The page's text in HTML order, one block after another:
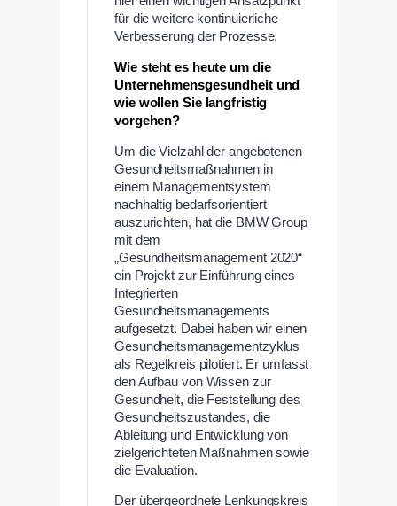
für die weitere kontinuierliche
Verbesserung der Prozesse.
Wie steht es heute um die
Unternehmensgesundheit und
wie wollen Sie langfristig
vorgehen?
Um die Vielzahl der angebotenen
Gesundheitsmaßnahmen in
einem Managementsystem
nachhaltig bedarfsorientiert
auszurichten, hat die BMW Group
mit dem
„Gesundheitsmanagement 2020“
ein Projekt zur Einführung eines
Integrierten
Gesundheitsmanagements
aufgesetzt. Dabei haben wir einen
Gesundheitsmanagementzyklus
als Regelkreis pilotiert. Er umfasst
den Aufbau von Wissen zur
Gesundheit, die Feststellung des
Gesundheitszustandes, die
Ableitung und Entwicklung von
zielgerichteten Maßnahmen sowie
die Evaluation.
Der übergeordnete Lenkungskreis